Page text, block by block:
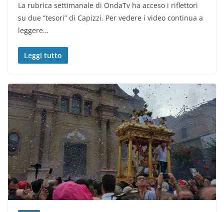
La rubrica settimanale di OndaTv ha acceso i riflettori
su due “tesori” di Capizzi. Per vedere i video continua a
leggere…
Leggi tutto